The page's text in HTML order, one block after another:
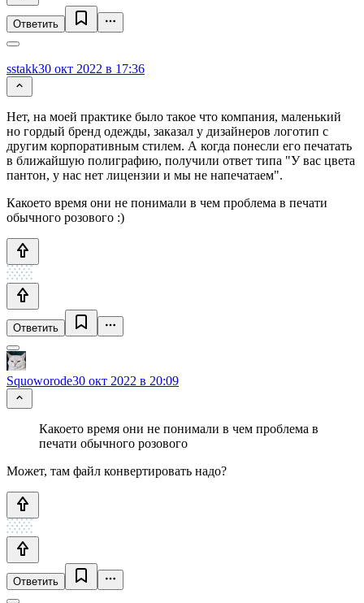
Ответить
sstakk30 окт 2022 в 17:36
Нет, на моей практике было такое что компания, маленький
но гордый бренд одежды, заказал у дизайнеров логотип с
другим корпоративным стилем. А когда понесли его печатать
в ближайшую полиграфию, получили ответ типа "У вас цвета
пантон, у нас нет лицензии и мы не напечатаем".
Какоето время они не понимали в чем проблема в печати
обычного розового :)
Ответить
Squoworode30 окт 2022 в 20:09
Какоето время они не понимали в чем проблема в
печати обычного розового
Может, там файл конвертировать надо?
Ответить